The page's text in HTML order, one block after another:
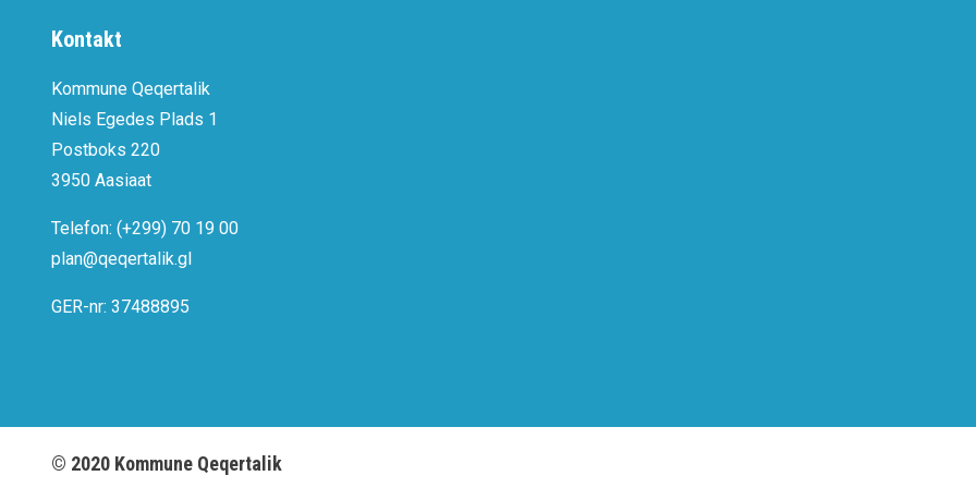
Kontakt
Kommune Qeqertalik
Niels Egedes Plads 1
Postboks 220
3950 Aasiaat
Telefon: (+299) 70 19 00
plan@qeqertalik.gl
GER-nr: 37488895
© 2020 Kommune Qeqertalik